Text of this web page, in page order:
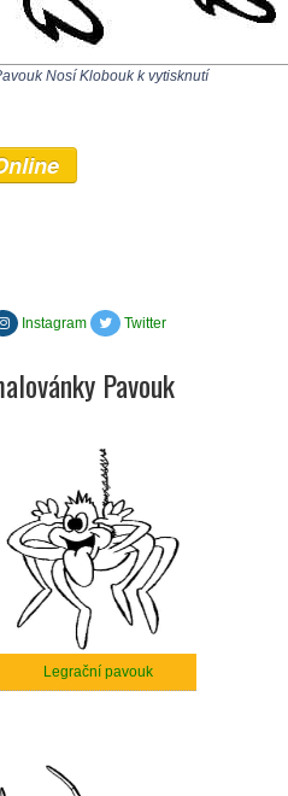
Nosí Klobouk k vytisknutí
Instagram Twitter
Pavouk
Legrační pavouk